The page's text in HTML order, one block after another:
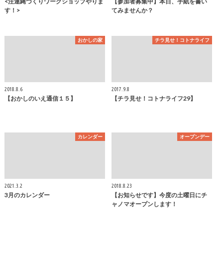
す！>
てみませんか？
おかしの家
2018.8.6
【おかしのいえ通信１５】
チラ見せ！コトナライフ
2017.9.8
【チラ見せ！コトナライフ29】
カレンダー
2021.3.2
3月のカレンダー
オープンデー
2018.8.23
【お知らせです】今度の土曜日にチ
ャノマオープンします！